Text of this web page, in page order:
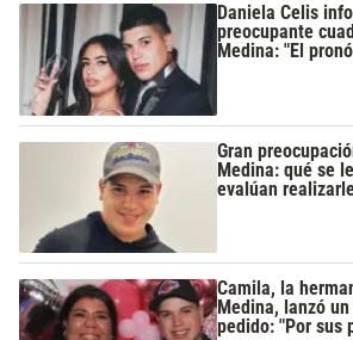
Daniela Celis
preocupante
Medina: "El
Gran
Medina: qué se
evalúan
Camila, la
Medina, lanzó
pedido: "Por sus